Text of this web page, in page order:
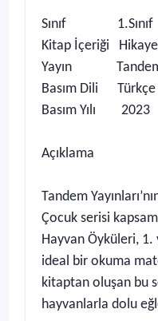
Sınıf 1.Sınıf
Kitap İçeriği
Yayın
Basım Dili Türkçe
Basım Yılı 2023
Açıklama
Tandem
Çocuk serisi
Hayvan Öyküleri, 1.
ideal bir okuma
kitaptan oluşan bu
hayvanlarla dolu